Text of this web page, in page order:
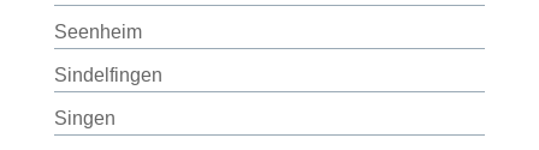
Seenheim
Sindelfingen
Singen